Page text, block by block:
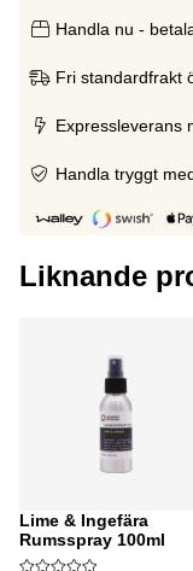
Handla nu -
Fri standardfrakt
Expressleverans
Handla tryggt
Liknande
Lime & Ingefära
Rumsspray 100ml